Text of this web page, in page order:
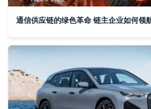
通信供应链的绿色革命 链主企业如何领